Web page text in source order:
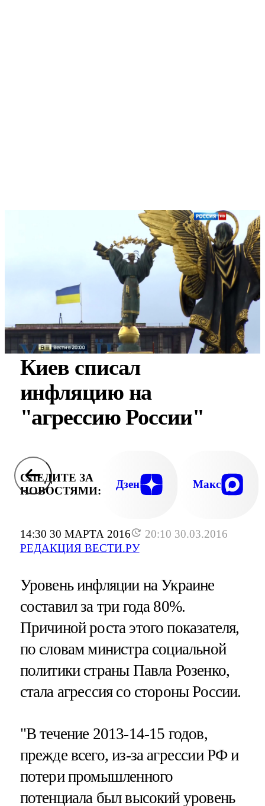
14:30 30 МАРТА 2016
20:10 30.03.2016
РЕДАКЦИЯ ВЕСТИ.РУ
Киев списал
инфляцию на
"агрессию России"
СЛЕДИТЕ ЗА
НОВОСТЯМИ:
Дзен Макс
Уровень инфляции на Украине
составил за три года 80%.
Причиной роста этого показателя,
по словам министра социальной
политики страны Павла Розенко,
стала агрессия со стороны России.
"В течение 2013-14-15 годов,
прежде всего, из-за агрессии РФ и
потери промышленного
потенциала был высокий уровень